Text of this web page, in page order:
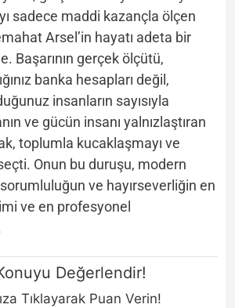
sadece maddi kazançla ölçen
Arsel’in hayatı adeta bir
Başarının gerçek ölçütü,
banka hesapları değil,
insanların sayısıyla
ve gücün insanı yalnızlaştıran
toplumla kucaklaşmayı ve
Onun bu duruşu, modern
ve hayırseverliğin en
ve en profesyonel
Değerlendir!
Tıklayarak Puan Verin!